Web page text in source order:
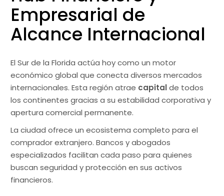
Empresarial de
Alcance Internacional
El Sur de la Florida actúa hoy como un motor
económico global que conecta diversos mercados
internacionales. Esta región atrae capitalde todos
los continentes gracias a su estabilidad corporativa y
apertura comercial permanente.
La ciudad ofrece un ecosistema completo para el
comprador extranjero. Bancos y abogados
especializados facilitan cada paso para quienes
buscan seguridad y protección en sus activos
financieros.